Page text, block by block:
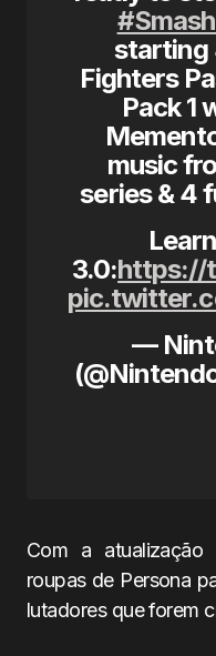
starting
Fighters
Pack 1
music
series & 4
3.0:https://
—
Com a
roupas de Persona
lutadores que forem